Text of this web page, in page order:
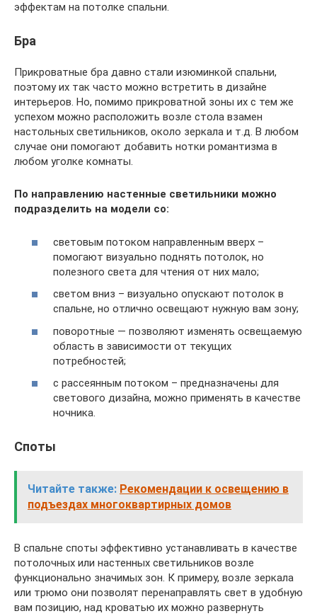
эффектам на потолке спальни.
Бра
Прикроватные бра давно стали изюминкой спальни,
поэтому их так часто можно встретить в дизайне
интерьеров. Но, помимо прикроватной зоны их с тем же
успехом можно расположить возле стола взамен
настольных светильников, около зеркала и т.д. В любом
случае они помогают добавить нотки романтизма в
любом уголке комнаты.
По направлению настенные светильники можно
подразделить на модели со:
световым потоком направленным вверх –
помогают визуально поднять потолок, но
полезного света для чтения от них мало;
светом вниз – визуально опускают потолок в
спальне, но отлично освещают нужную вам зону;
поворотные — позволяют изменять освещаемую
область в зависимости от текущих
потребностей;
с рассеянным потоком – предназначены для
светового дизайна, можно применять в качестве
ночника.
Споты
Читайте также: Рекомендации к освещению в
подъездах многоквартирных домов
В спальне споты эффективно устанавливать в качестве
потолочных или настенных светильников возле
функционально значимых зон. К примеру, возле зеркала
или трюмо они позволят перенаправлять свет в удобную
вам позицию, над кроватью их можно развернуть